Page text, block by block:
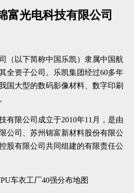
富光电科技有限公司
（以下简称中国乐凯）隶属中国航
全资子公司。乐凯集团经过60多年
国大型的数码影像材料、数字印刷
有限公司成立于2010年11月，是由
公司、苏州锦富新材料股份有限公
股有限公司共同组建的有限责任公